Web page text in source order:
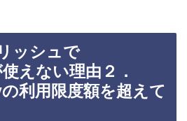
ッシュで
えない理由２．
利用限度額を超えて